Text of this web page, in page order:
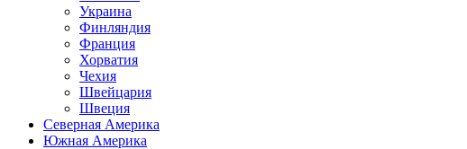
Украина
Финляндия
Франция
Хорватия
Чехия
Швейцария
Швеция
Северная Америка
Южная Америка